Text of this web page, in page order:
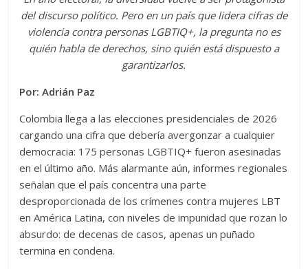
del discurso político. Pero en un país que lidera cifras de
violencia contra personas LGBTIQ+, la pregunta no es
quién habla de derechos, sino quién está dispuesto a
garantizarlos.
Por: Adrián Paz
Colombia llega a las elecciones presidenciales de 2026
cargando una cifra que debería avergonzar a cualquier
democracia: 175 personas LGBTIQ+ fueron asesinadas
en el último año. Más alarmante aún, informes regionales
señalan que el país concentra una parte
desproporcionada de los crímenes contra mujeres LBT
en América Latina, con niveles de impunidad que rozan lo
absurdo: de decenas de casos, apenas un puñado
termina en condena.